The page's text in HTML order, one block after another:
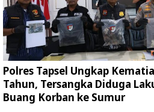
Polres Tapsel Ungkap
Tahun, Tersangka Diduga
Buang Korban ke Sumur